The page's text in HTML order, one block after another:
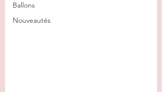
Ballons
Nouveautés